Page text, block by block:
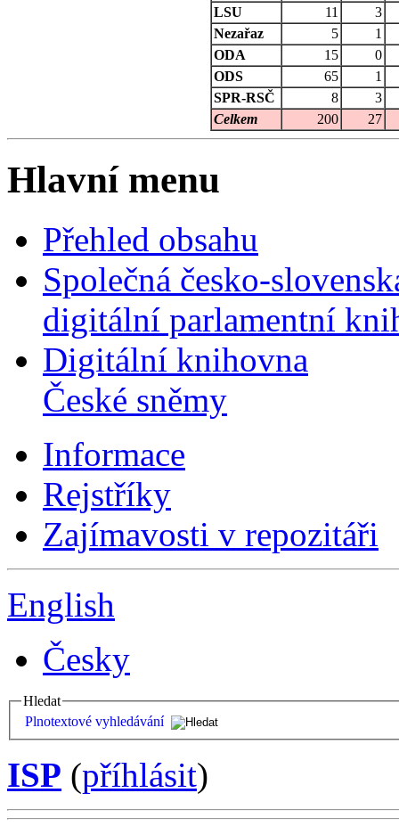
LSU
11
3
Nezařaz
5
1
ODA
15
0
ODS
65
1
SPR-RSČ
8
3
Celkem
200 27
Hlavní menu
Přehled obsahu
Společná česko-
digitální parlamentní
Digitální knihovna
České sněmy
Informace
Rejstříky
Zajímavosti v repozitáři
English
Česky
Hledat
Plnotextové vyhledávání
ISP (příhlásit)